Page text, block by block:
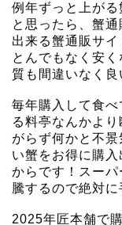
例年ずっと上が
と思ったら、蟹
出来る蟹通販サイ
とんでもなく安
質も間違いなく良
毎年購入して食
る料亭なんかよ
がらず何かと不
い蟹をお得に購
からです！スー
騰するので絶対に
2025年匠本舗で